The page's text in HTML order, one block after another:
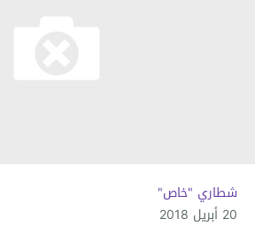
شطاري "خاص"
20 أبريل 2018